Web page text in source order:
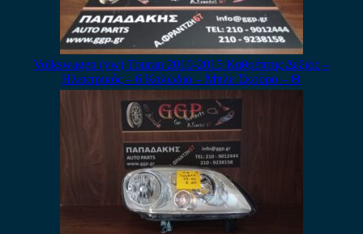
Volkswagen (vw) Touran 2010-2015 Καθρέπτης Δεξιός –
Ηλεκτρικός – 6 Καλώδια – Μπλε Σκούρο – Θ